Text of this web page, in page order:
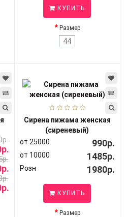
КУПИТЬ
Размер
44
Сирена пижама женская
(сиреневый)
от 25000
990р.
от 10000 1485р.
Розн 1980р.
КУПИТЬ
Размер